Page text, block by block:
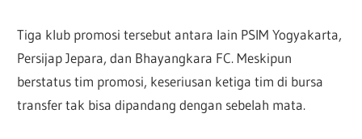
Tiga klub promosi tersebut antara lain PSIM Yogyakarta,
Persijap Jepara, dan Bhayangkara FC. Meskipun
berstatus tim promosi, keseriusan ketiga tim di bursa
transfer tak bisa dipandang dengan sebelah mata.